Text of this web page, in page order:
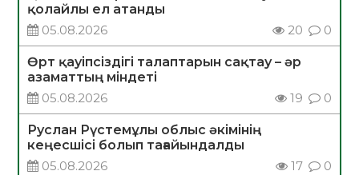
қолайлы ел атанды
05.08.2026
20 0
Өрт қауіпсіздігі талаптарын сақтау – әр
азаматтың міндеті
05.08.2026
19 0
Руслан Рүстемұлы облыс әкімінің
кеңесшісі болып тағайындалды
05.08.2026
17 0